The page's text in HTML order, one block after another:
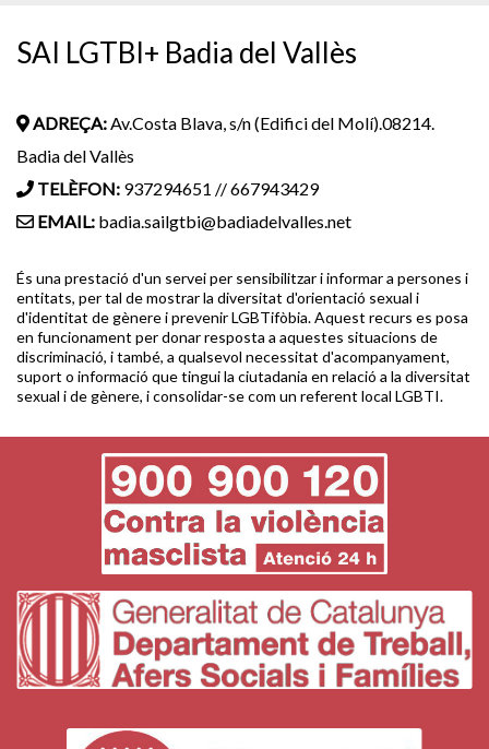
SAI LGTBI+ Badia del Vallès
ADREÇA:Av.Costa Blava, s/n (Edifici del Molí).08214.
Badia del Vallès
TELÈFON: 937294651 // 667943429
EMAIL: badia.sailgtbi@badiadelvalles.net
És una prestació d'un servei per sensibilitzar i informar a persones i
entitats, per tal de mostrar la diversitat d'orientació sexual i
d'identitat de gènere i prevenir LGBTifòbia. Aquest recurs es posa
en funcionament per donar resposta a aquestes situacions de
discriminació, i també, a qualsevol necessitat d'acompanyament,
suport o informació que tingui la ciutadania en relació a la diversitat
sexual i de gènere, i consolidar-se com un referent local LGBTI.